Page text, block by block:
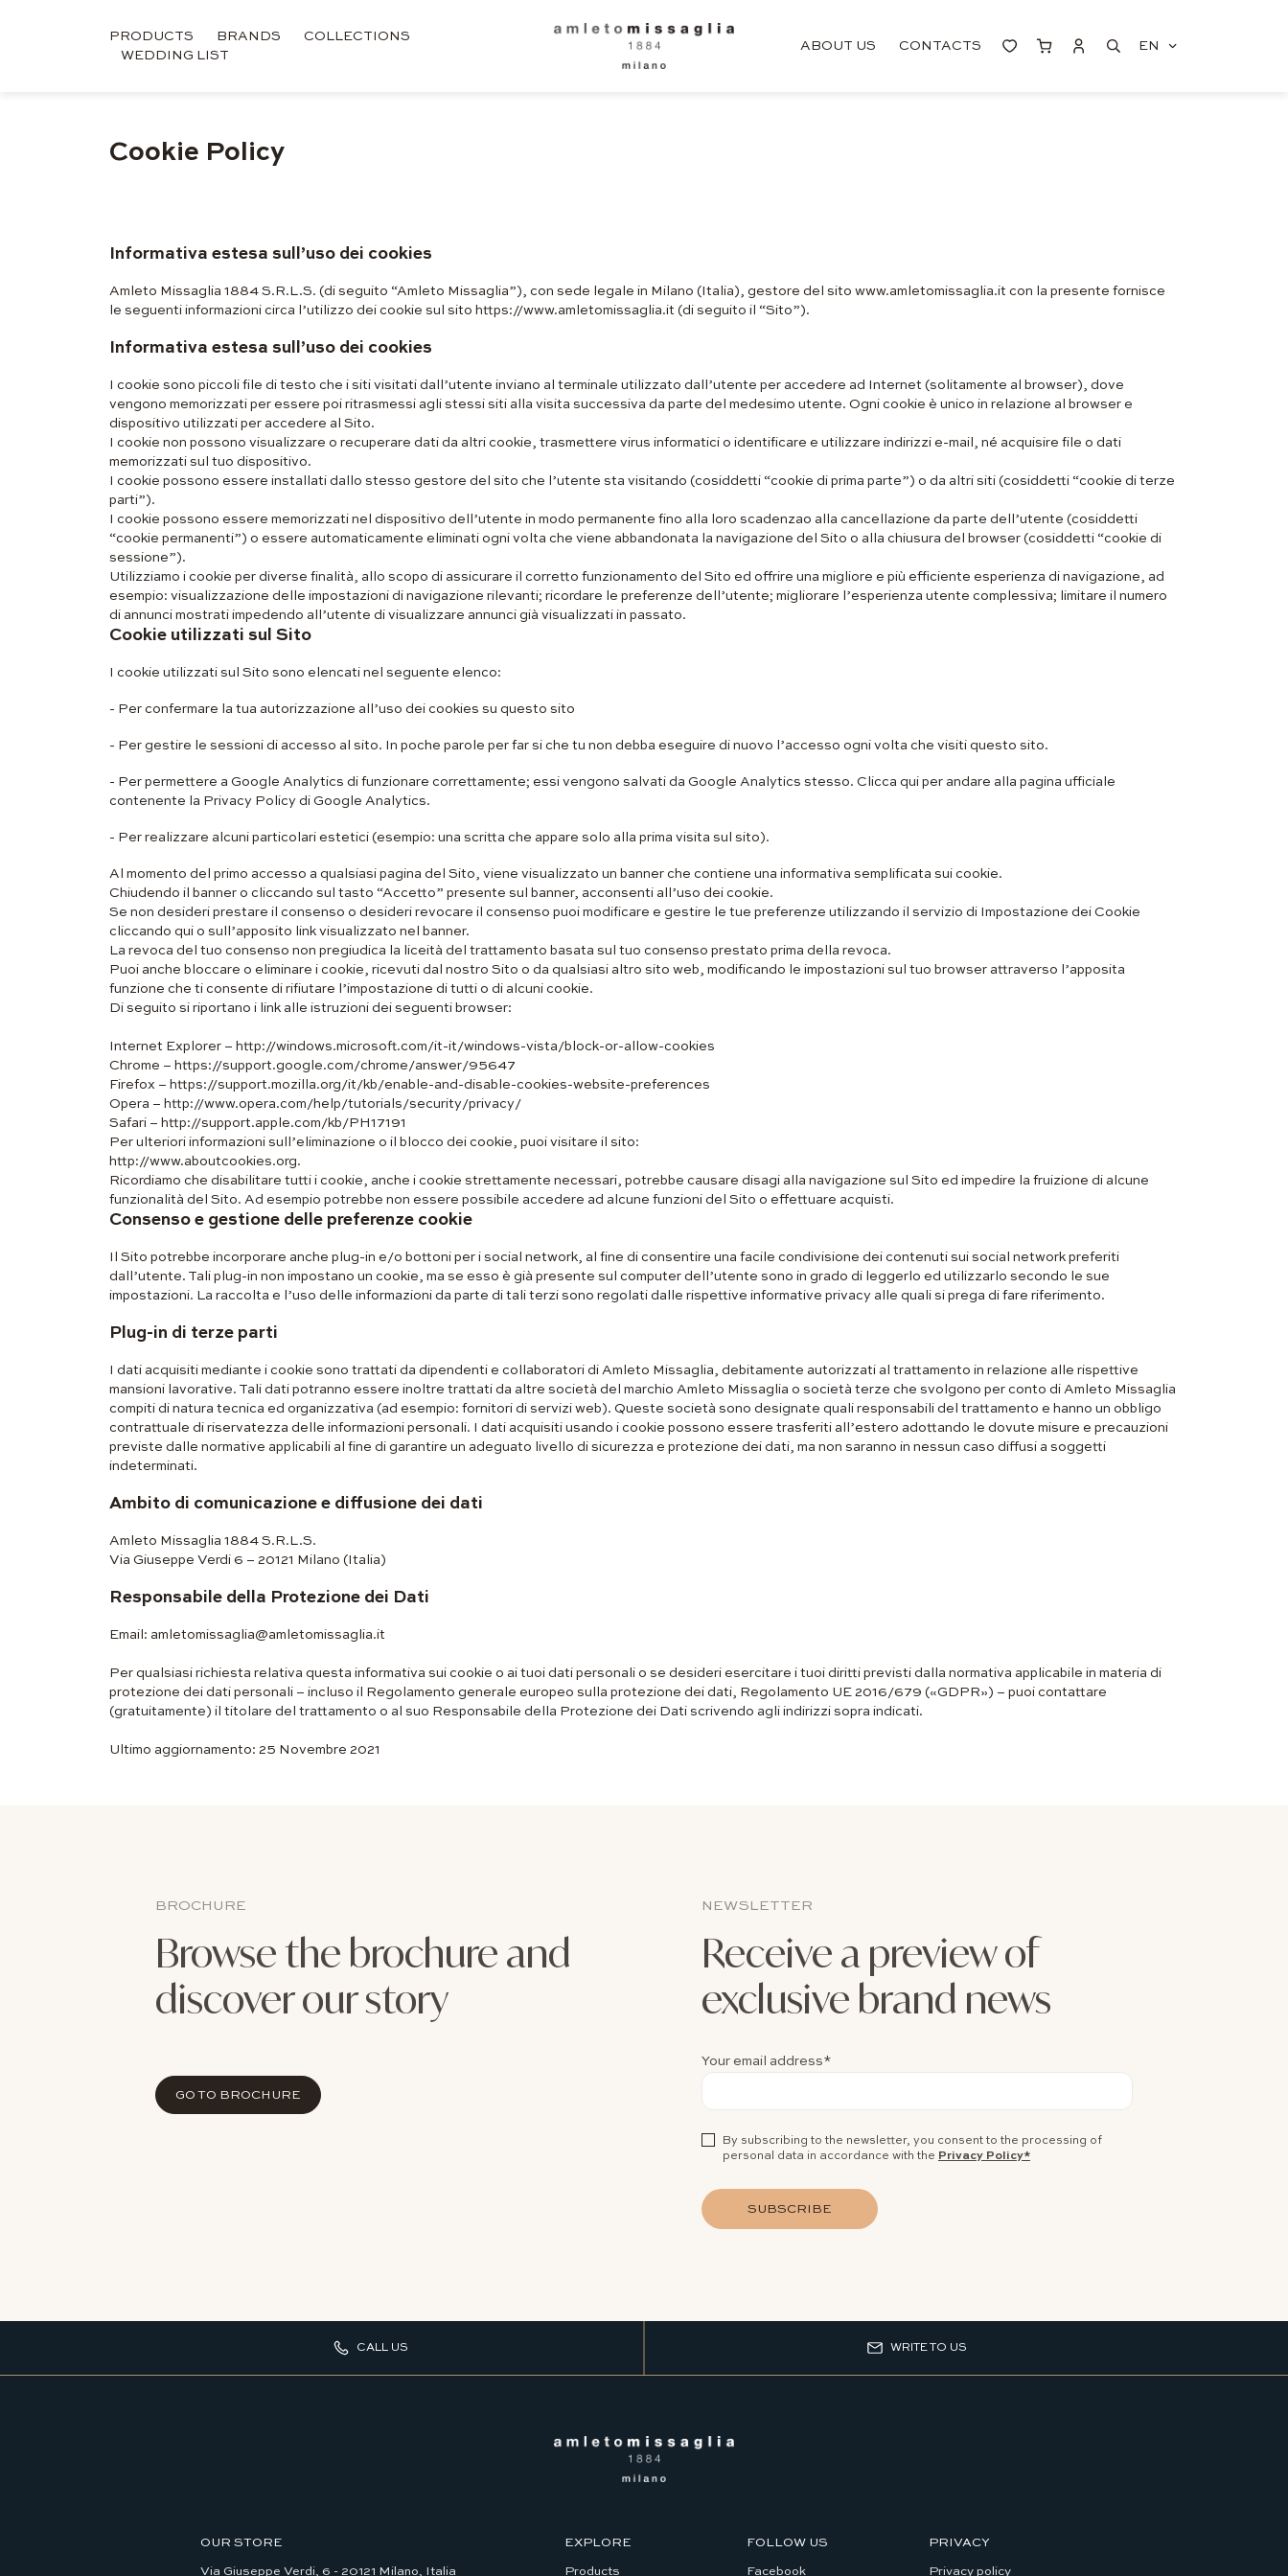
PRODUCTS BRANDS
COLLECTIONS
WEDDING LIST
ABOUT US CONTACTS EN
Cookie Policy
Informativa estesa sull’uso dei cookies
Amleto Missaglia 1884 S.R.L.S. (di seguito “Amleto Missaglia”), con sede legale in Milano (Italia), gestore del sito www.amletomissaglia.it con la presente fornisce
le seguenti informazioni circa l’utilizzo dei cookie sul sito https://www.amletomissaglia.it (di seguito il “Sito”).
Informativa estesa sull’uso dei cookies
I cookie sono piccoli file di testo che i siti visitati dall’utente inviano al terminale utilizzato dall’utente per accedere ad Internet (solitamente al browser), dove
vengono memorizzati per essere poi ritrasmessi agli stessi siti alla visita successiva da parte del medesimo utente. Ogni cookie è unico in relazione al browser e
dispositivo utilizzati per accedere al Sito.
I cookie non possono visualizzare o recuperare dati da altri cookie, trasmettere virus informatici o identificare e utilizzare indirizzi e-mail, né acquisire file o dati
memorizzati sul tuo dispositivo.
I cookie possono essere installati dallo stesso gestore del sito che l’utente sta visitando (cosiddetti “cookie di prima parte”) o da altri siti (cosiddetti “cookie di terze
parti”).
I cookie possono essere memorizzati nel dispositivo dell’utente in modo permanente fino alla loro scadenzao alla cancellazione da parte dell’utente (cosiddetti
“cookie permanenti”) o essere automaticamente eliminati ogni volta che viene abbandonata la navigazione del Sito o alla chiusura del browser (cosiddetti “cookie di
sessione”).
Utilizziamo i cookie per diverse finalità, allo scopo di assicurare il corretto funzionamento del Sito ed offrire una migliore e più efficiente esperienza di navigazione, ad
esempio: visualizzazione delle impostazioni di navigazione rilevanti; ricordare le preferenze dell’utente; migliorare l’esperienza utente complessiva; limitare il numero
di annunci mostrati impedendo all’utente di visualizzare annunci già visualizzati in passato.
Cookie utilizzati sul Sito
I cookie utilizzati sul Sito sono elencati nel seguente elenco:
- Per confermare la tua autorizzazione all’uso dei cookies su questo sito
- Per gestire le sessioni di accesso al sito. In poche parole per far si che tu non debba eseguire di nuovo l’accesso ogni volta che visiti questo sito.
- Per permettere a Google Analytics di funzionare correttamente; essi vengono salvati da Google Analytics stesso. Clicca qui per andare alla pagina ufficiale
contenente la Privacy Policy di Google Analytics.
- Per realizzare alcuni particolari estetici (esempio: una scritta che appare solo alla prima visita sul sito).
Al momento del primo accesso a qualsiasi pagina del Sito, viene visualizzato un banner che contiene una informativa semplificata sui cookie.
Chiudendo il banner o cliccando sul tasto “Accetto” presente sul banner, acconsenti all’uso dei cookie.
Se non desideri prestare il consenso o desideri revocare il consenso puoi modificare e gestire le tue preferenze utilizzando il servizio di Impostazione dei Cookie
cliccando qui o sull’apposito link visualizzato nel banner.
La revoca del tuo consenso non pregiudica la liceità del trattamento basata sul tuo consenso prestato prima della revoca.
Puoi anche bloccare o eliminare i cookie, ricevuti dal nostro Sito o da qualsiasi altro sito web, modificando le impostazioni sul tuo browser attraverso l’apposita
funzione che ti consente di rifiutare l’impostazione di tutti o di alcuni cookie.
Di seguito si riportano i link alle istruzioni dei seguenti browser:
Internet Explorer – http://windows.microsoft.com/it-it/windows-vista/block-or-allow-cookies
Chrome – https://support.google.com/chrome/answer/95647
Firefox – https://support.mozilla.org/it/kb/enable-and-disable-cookies-website-preferences
Opera – http://www.opera.com/help/tutorials/security/privacy/
Safari – http://support.apple.com/kb/PH17191
Per ulteriori informazioni sull’eliminazione o il blocco dei cookie, puoi visitare il sito:
http://www.aboutcookies.org.
Ricordiamo che disabilitare tutti i cookie, anche i cookie strettamente necessari, potrebbe causare disagi alla navigazione sul Sito ed impedire la fruizione di alcune
funzionalità del Sito. Ad esempio potrebbe non essere possibile accedere ad alcune funzioni del Sito o effettuare acquisti.
Consenso e gestione delle preferenze cookie
Il Sito potrebbe incorporare anche plug-in e/o bottoni per i social network, al fine di consentire una facile condivisione dei contenuti sui social network preferiti
dall’utente. Tali plug-in non impostano un cookie, ma se esso è già presente sul computer dell’utente sono in grado di leggerlo ed utilizzarlo secondo le sue
impostazioni. La raccolta e l’uso delle informazioni da parte di tali terzi sono regolati dalle rispettive informative privacy alle quali si prega di fare riferimento.
Plug-in di terze parti
I dati acquisiti mediante i cookie sono trattati da dipendenti e collaboratori di Amleto Missaglia, debitamente autorizzati al trattamento in relazione alle rispettive
mansioni lavorative. Tali dati potranno essere inoltre trattati da altre società del marchio Amleto Missaglia o società terze che svolgono per conto di Amleto Missaglia
compiti di natura tecnica ed organizzativa (ad esempio: fornitori di servizi web). Queste società sono designate quali responsabili del trattamento e hanno un obbligo
contrattuale di riservatezza delle informazioni personali. I dati acquisiti usando i cookie possono essere trasferiti all’estero adottando le dovute misure e precauzioni
previste dalle normative applicabili al fine di garantire un adeguato livello di sicurezza e protezione dei dati, ma non saranno in nessun caso diffusi a soggetti
indeterminati.
Ambito di comunicazione e diffusione dei dati
Amleto Missaglia 1884 S.R.L.S.
Via Giuseppe Verdi 6 – 20121 Milano (Italia)
Responsabile della Protezione dei Dati
Email: amletomissaglia@amletomissaglia.it
Per qualsiasi richiesta relativa questa informativa sui cookie o ai tuoi dati personali o se desideri esercitare i tuoi diritti previsti dalla normativa applicabile in materia di
protezione dei dati personali – incluso il Regolamento generale europeo sulla protezione dei dati, Regolamento UE 2016/679 («GDPR») – puoi contattare
(gratuitamente) il titolare del trattamento o al suo Responsabile della Protezione dei Dati scrivendo agli indirizzi sopra indicati.
Ultimo aggiornamento: 25 Novembre 2021
BROCHURE
Browse the brochure and
discover our story
GO TO BROCHURE
NEWSLETTER
Receive a preview of
exclusive brand news
Your email address*
By subscribing to the newsletter, you consent to the processing of
personal data in accordance with the Privacy Policy*
SUBSCRIBE
CALL US WRITE TO US
OUR STORE
Via Giuseppe Verdi, 6 - 20121 Milano, Italia
EXPLORE
Products
FOLLOW US
Facebook
PRIVACY
Privacy policy